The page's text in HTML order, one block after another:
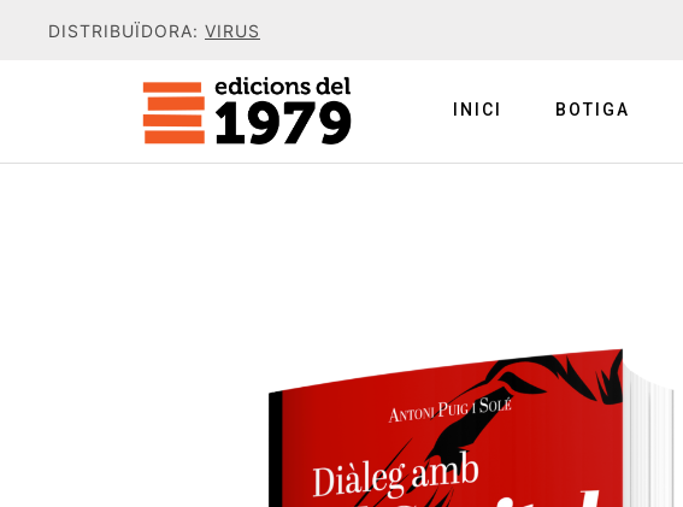
DISTRIBUÏDORA: VIRUS
INICI BOTIGA